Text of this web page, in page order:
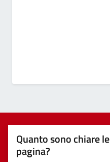
Quanto sono chiare
pagina?